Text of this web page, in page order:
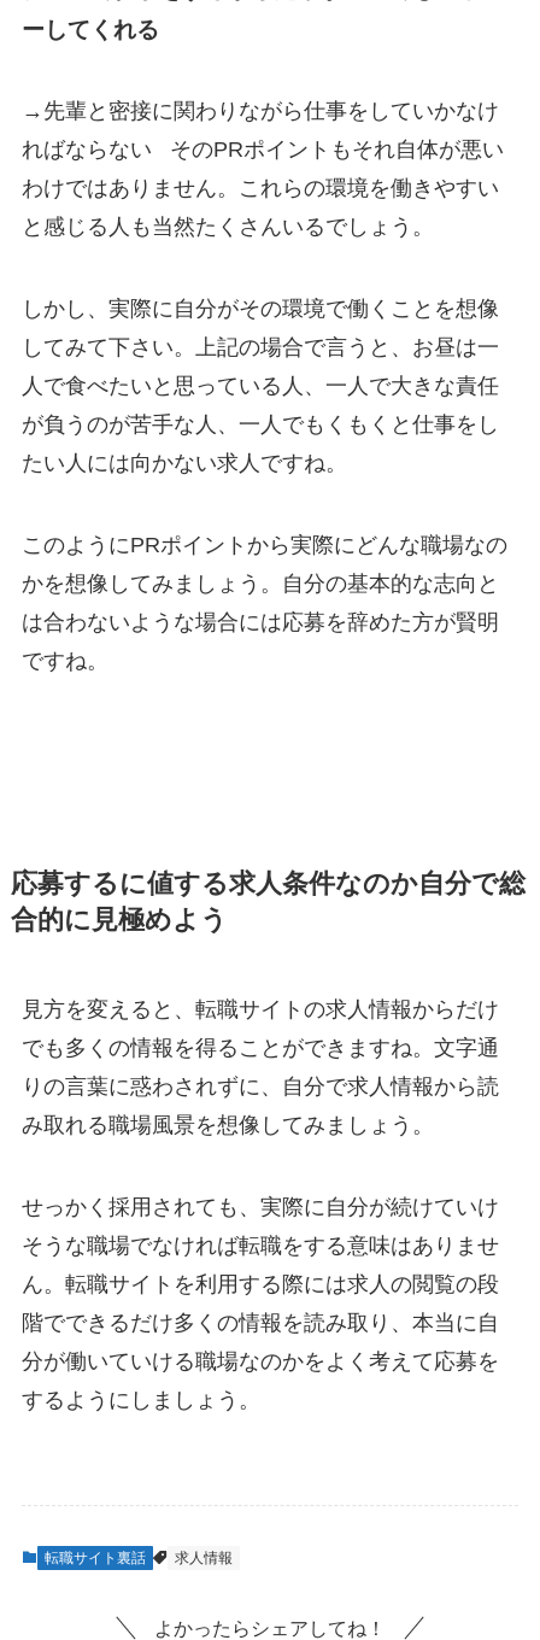
ーしてくれる
→先輩と密接に関わりながら仕事をしていかなけ
ればならない そのPRポイントもそれ自体が悪い
わけではありません。これらの環境を働きやすい
と感じる人も当然たくさんいるでしょう。
しかし、実際に自分がその環境で働くことを想像
してみて下さい。上記の場合で言うと、お昼は一
人で食べたいと思っている人、一人で大きな責任
が負うのが苦手な人、一人でもくもくと仕事をし
たい人には向かない求人ですね。
このようにPRポイントから実際にどんな職場なの
かを想像してみましょう。自分の基本的な志向と
は合わないような場合には応募を辞めた方が賢明
ですね。
応募するに値する求人条件なのか自分で総
合的に見極めよう
見方を変えると、転職サイトの求人情報からだけ
でも多くの情報を得ることができますね。文字通
りの言葉に惑わされずに、自分で求人情報から読
み取れる職場風景を想像してみましょう。
せっかく採用されても、実際に自分が続けていけ
そうな職場でなければ転職をする意味はありませ
ん。転職サイトを利用する際には求人の閲覧の段
階でできるだけ多くの情報を読み取り、本当に自
分が働いていける職場なのかをよく考えて応募を
するようにしましょう。
転職サイト裏話 求人情報
よかったらシェアしてね！